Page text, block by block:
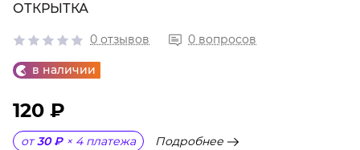
ОТКРЫТКА
0 отзывов 0 вопросов
в наличии
120 ₽
от 30 ₽ × 4 платежа Подробнее